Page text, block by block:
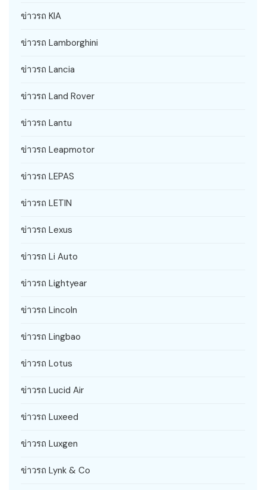
ข่าวรถ KIA
ข่าวรถ Lamborghini
ข่าวรถ Lancia
ข่าวรถ Land Rover
ข่าวรถ Lantu
ข่าวรถ Leapmotor
ข่าวรถ LEPAS
ข่าวรถ LETIN
ข่าวรถ Lexus
ข่าวรถ Li Auto
ข่าวรถ Lightyear
ข่าวรถ Lincoln
ข่าวรถ Lingbao
ข่าวรถ Lotus
ข่าวรถ Lucid Air
ข่าวรถ Luxeed
ข่าวรถ Luxgen
ข่าวรถ Lynk & Co